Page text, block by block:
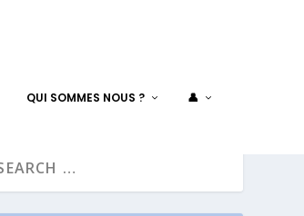
QUI SOMMES NOUS ? 👤